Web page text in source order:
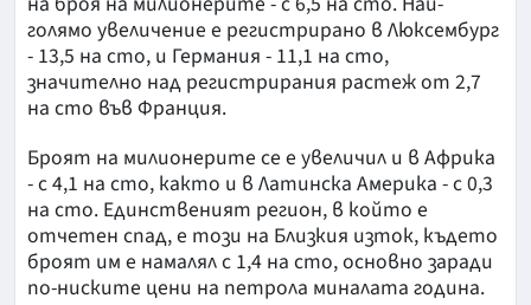
голямо увеличение е регистрирано в Люксембург
- 13,5 на сто, и Германия - 11,1 на сто,
значително над регистрирания растеж от 2,7
на сто във Франция.
Броят на милионерите се е увеличил и в Африка
- с 4,1 на сто, както и в Латинска Америка - с 0,3
на сто. Единственият регион, в който е
отчетен спад, е този на Близкия изток, където
броят им е намалял с 1,4 на сто, основно заради
по-ниските цени на петрола миналата година.